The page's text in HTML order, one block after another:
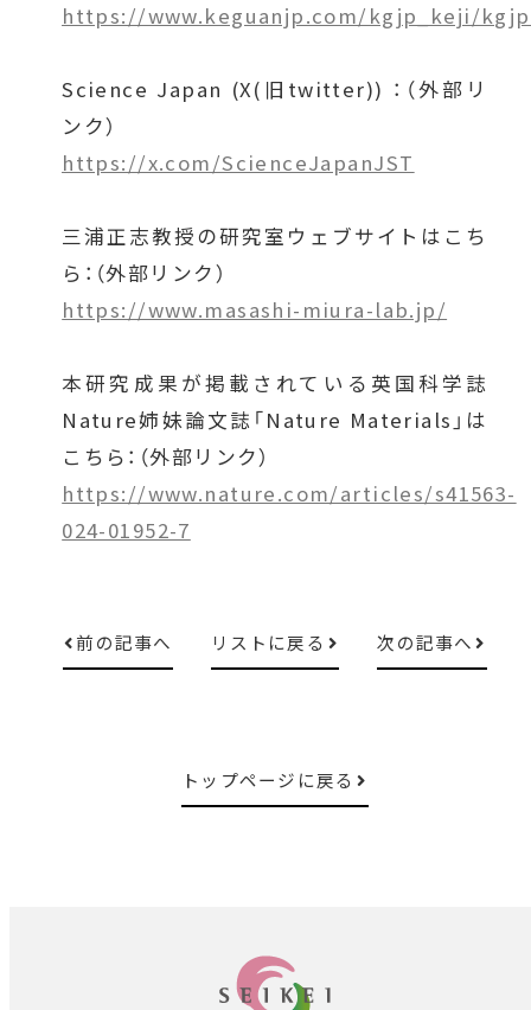
https://www.keguanjp.com/kgjp_keji/
Science Japan (X(旧twitter)) ：（外部リ
ンク）
https://x.com/ScienceJapanJST
三浦正志教授の研究室ウェブサイトはこち
ら：（外部リンク）
https://www.masashi-miura-lab.jp/
本研究成果が掲載されている英国科学誌
Nature姉妹論文誌「Nature Materials」は
こちら：（外部リンク）
https://www.nature.com/articles/s41563-
024-01952-7
前の記事へ リストに戻る 次の記事へ
トップページに戻る